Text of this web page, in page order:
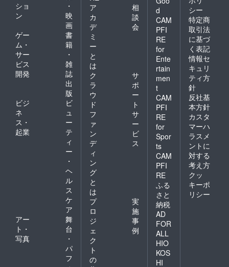
ショ
ン
・
映
画
ゲー
ム・
サー
ビス
開発
書
籍
・
雑
誌
出
版
ビジ
ネ
ス・
起業
ビ
ュ
ー
テ
ィ
ー
・
ヘ
ル
ス
ケ
ア
アー
ト・
写真
舞
台
・
パ
フ
ア
カ
デ
ミ
ー
と
は
相
談
会
ク
ラ
ウ
ド
フ
ァ
ン
デ
ィ
ン
グ
と
は
サ
ポ
ー
ト
サ
ー
ビ
ス
プ
ロ
ジ
ェ
ク
ト
の
実
施
事
例
d
CAM
PFI
RE
for
Ente
rtain
men
t
CAM
PFI
RE
for
Spor
ts
CAM
PFI
RE
ふる
さと
納税
AD
FOR
ALL
HIO
KOS
HI
シー
特定商
取引法
に基づ
く表記
情報セ
キュリ
ティ方
針
反社基
本方針
カスタ
マーハ
ラスメ
ントに
対する
考え方
クッ
キーポ
リシー